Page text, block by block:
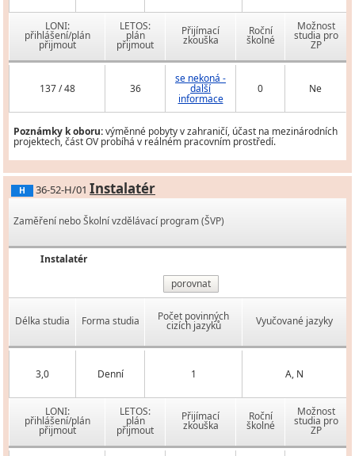
LONI:
přihlášení/plán
přijmout
LETOS:
plán
přijmout
Přijímací
zkouška
Roční
školné
Možnost
studia pro
ZP
137 / 48 36
se nekoná -
další
informace
0 Ne
Poznámky k oboru:výměnné pobyty v zahraničí, účast na mezinárodních
projektech, část OV probíhá v reálném pracovním prostředí.
H 36-52-H/01 Instalatér
Zaměření nebo Školní vzdělávací program (ŠVP)
Instalatér
porovnat
Délka studia Forma studia Počet povinných
cizích jazyků Vyučované jazyky
3,0 Denní 1 A, N
LONI:
přihlášení/plán
přijmout
LETOS:
plán
přijmout
Přijímací
zkouška
Roční
školné
Možnost
studia pro
ZP